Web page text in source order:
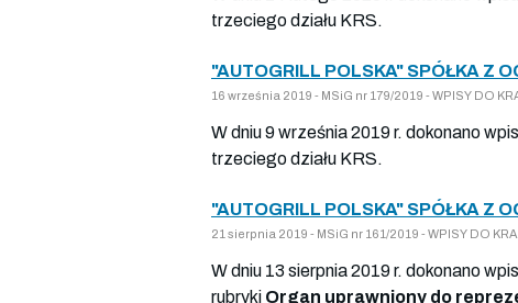
trzeciego działu KRS.
"AUTOGRILL POLSKA" SPÓŁKA Z
16 września 2019 - MSiG nr 179/2019 - WPISY DO
W dniu 9 września 2019 r. dokonano
trzeciego działu KRS.
"AUTOGRILL POLSKA" SPÓŁKA Z
21 sierpnia 2019 - MSiG nr 161/2019 - WPISY DO
W dniu 13 sierpnia 2019 r. dokonano
rubryki Organ uprawniony do